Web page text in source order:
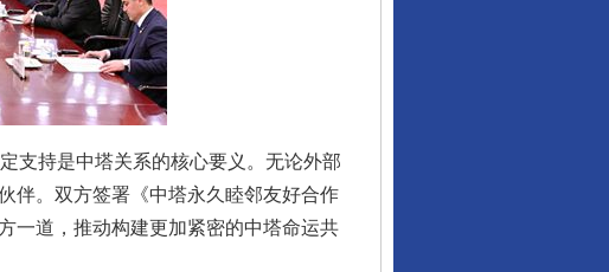
持是中塔关系的核心要义。无论外部
伴。双方签署《中塔永久睦邻友好合作
一道，推动构建更加紧密的中塔命运共